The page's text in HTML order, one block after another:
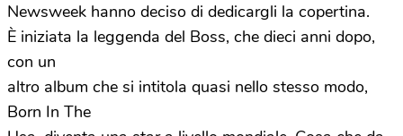
Newsweek hanno deciso di dedicargli la copertina.
È iniziata la leggenda del Boss, che dieci anni dopo,
con un
altro album che si intitola quasi nello stesso modo,
Born In The